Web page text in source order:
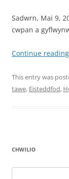
Sadwrn, Mai 9,
cwpan a
Continue reading
This entry was
tawe, Eisteddfod,
CHWILIO